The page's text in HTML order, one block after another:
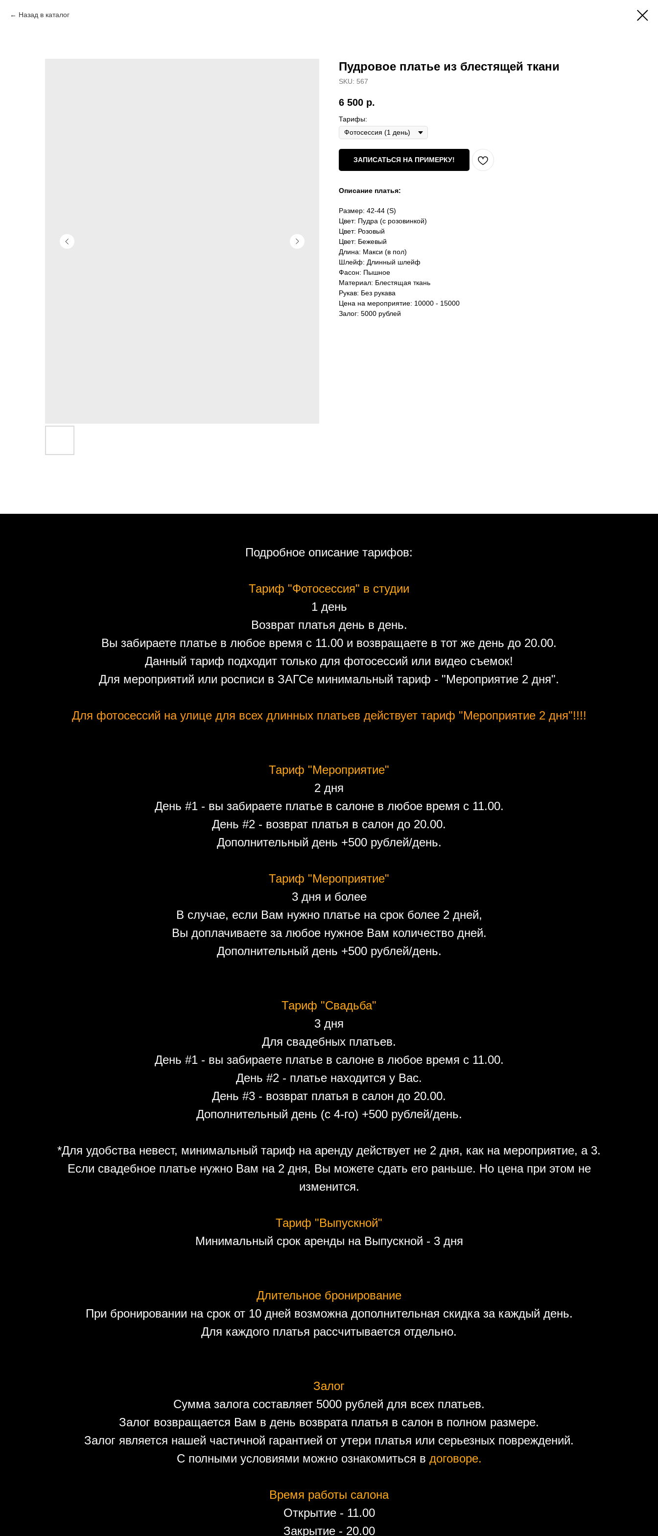
Назад в каталог
Пудровое платье из блестящей ткани
SKU: 567
6 500 р.
Тарифы:
ЗАПИСАТЬСЯ НА ПРИМЕРКУ!
Описание платья:
Размер: 42-44 (S)
Цвет: Пудра (с розовинкой)
Цвет: Розовый
Цвет: Бежевый
Длина: Макси (в пол)
Шлейф: Длинный шлейф
Фасон: Пышное
Материал: Блестящая ткань
Рукав: Без рукава
Цена на мероприятие: 10000 - 15000
Залог: 5000 рублей
Подробное описание тарифов:
Тариф "Фотосессия" в студии
1 день
Возврат платья день в день.
Вы забираете платье в любое время с 11.00 и возвращаете в тот же день до 20.00.
Данный тариф подходит только для фотосессий или видео съемок!
Для мероприятий или росписи в ЗАГСе минимальный тариф - "Мероприятие 2 дня".
Для фотосессий на улице для всех длинных платьев действует тариф "Мероприятие 2 дня"!!!!
Тариф "Мероприятие"
2 дня
День #1 - вы забираете платье в салоне в любое время с 11.00.
День #2 - возврат платья в салон до 20.00.
Дополнительный день +500 рублей/день.
Тариф "Мероприятие"
3 дня и более
В случае, если Вам нужно платье на срок более 2 дней,
Вы доплачиваете за любое нужное Вам количество дней.
Дополнительный день +500 рублей/день.
Тариф "Свадьба"
3 дня
Для свадебных платьев.
День #1 - вы забираете платье в салоне в любое время с 11.00.
День #2 - платье находится у Вас.
День #3 - возврат платья в салон до 20.00.
Дополнительный день (с 4-го) +500 рублей/день.
*Для удобства невест, минимальный тариф на аренду действует не 2 дня, как на мероприятие, а 3.
Если свадебное платье нужно Вам на 2 дня, Вы можете сдать его раньше. Но цена при этом не
изменится.
Тариф "Выпускной"
Минимальный срок аренды на Выпускной - 3 дня
Длительное бронирование
При бронировании на срок от 10 дней возможна дополнительная скидка за каждый день.
Для каждого платья рассчитывается отдельно.
Залог
Сумма залога составляет 5000 рублей для всех платьев.
Залог возвращается Вам в день возврата платья в салон в полном размере.
Залог является нашей частичной гарантией от утери платья или серьезных повреждений.
С полными условиями можно ознакомиться в договоре.
Время работы салона
Открытие - 11.00
Закрытие - 20.00